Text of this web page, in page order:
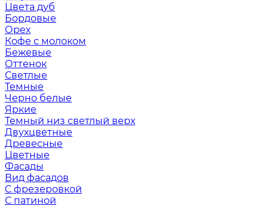
Цвета дуб
Бордовые
Орех
Кофе с молоком
Бежевые
Оттенок
Светлые
Темные
Черно белые
Яркие
Темный низ светлый верх
Двухцветные
Древесные
Цветные
Фасады
Вид фасадов
С фрезеровкой
С патиной